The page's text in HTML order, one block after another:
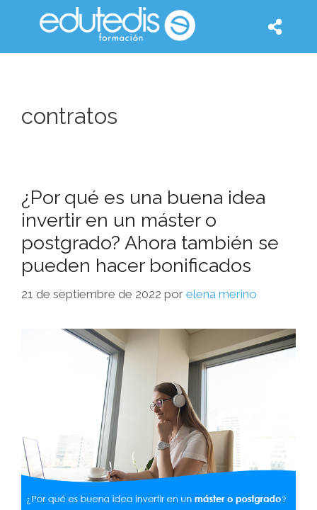
contratos
¿Por qué es una buena idea
invertir en un máster o
postgrado? Ahora también se
pueden hacer bonificados
21 de septiembre de 2022 por elena merino